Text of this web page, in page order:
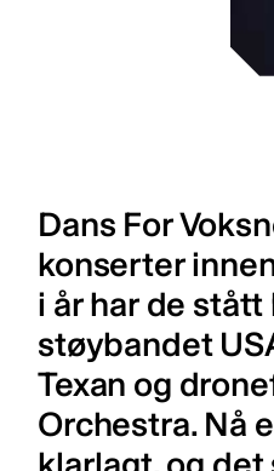
Dans For
konserter
i år har de
støybandet
Texan og
Orchestra. Nå